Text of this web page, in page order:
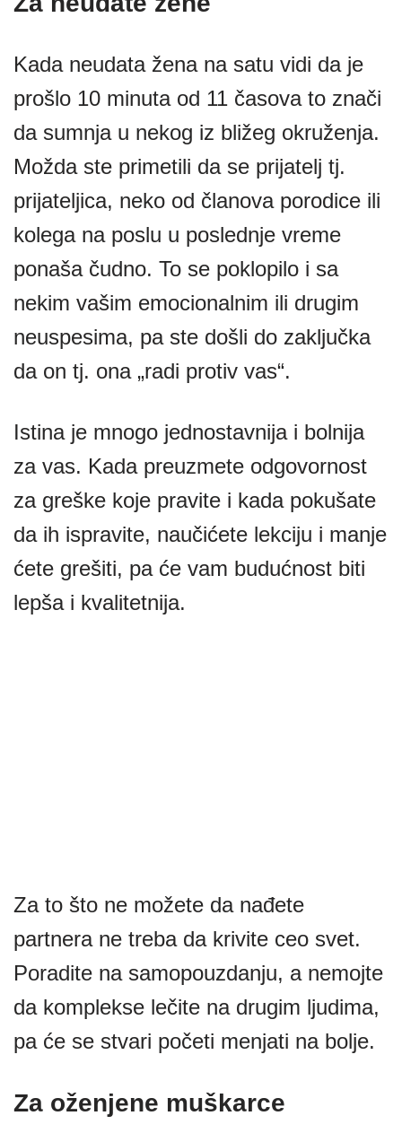
Kada neudata žena na satu vidi da je
prošlo 10 minuta od 11 časova to znači
da sumnja u nekog iz bližeg okruženja.
Možda ste primetili da se prijatelj tj.
prijateljica, neko od članova porodice ili
kolega na poslu u poslednje vreme
ponaša čudno. To se poklopilo i sa
nekim vašim emocionalnim ili drugim
neuspesima, pa ste došli do zaključka
da on tj. ona „radi protiv vas“.
Istina je mnogo jednostavnija i bolnija
za vas. Kada preuzmete odgovornost
za greške koje pravite i kada pokušate
da ih ispravite, naučićete lekciju i manje
ćete grešiti, pa će vam budućnost biti
lepša i kvalitetnija.
Za to što ne možete da nađete
partnera ne treba da krivite ceo svet.
Poradite na samopouzdanju, a nemojte
da komplekse lečite na drugim ljudima,
pa će se stvari početi menjati na bolje.
Za oženjene muškarce